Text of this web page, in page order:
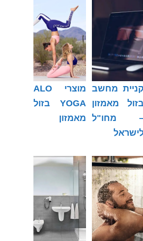
קניית מחשב
בזול מאמזון
מחו"ל
מוצרי ALO
YOGA בזול
מאמזון